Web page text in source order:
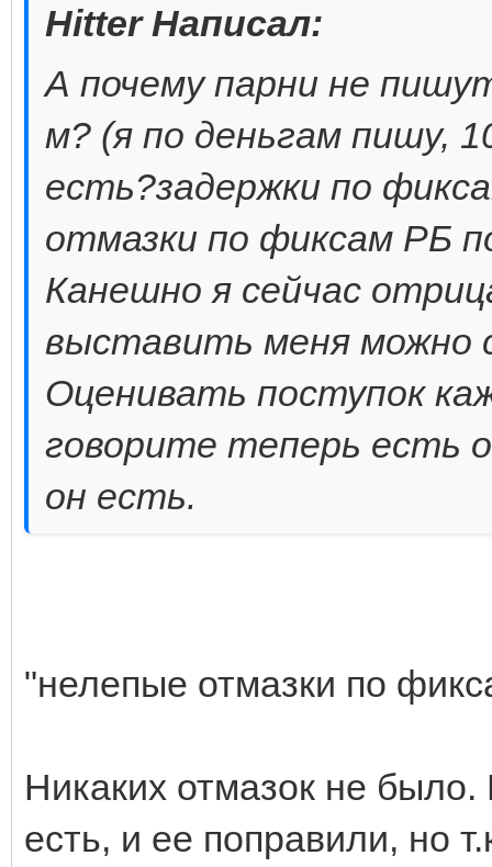
Hitter Написал:
А почему парни не
м? (я по деньгам пишу,
есть?задержки по
отмазки по фиксам РБ
Канешно я сейчас
выставить меня можно
Оценивать поступок
говорите теперь есть
он есть.
"нелепые отмазки по
Никаких отмазок не
есть, и ее поправили, но